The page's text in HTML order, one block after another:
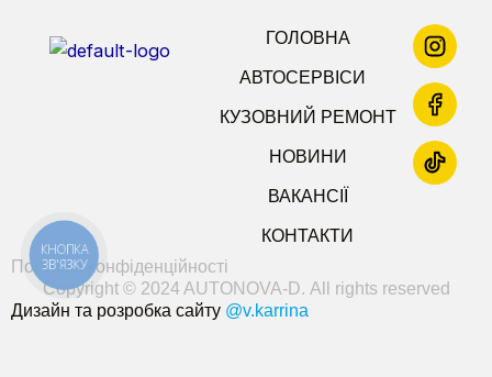
ГОЛОВНА
АВТОСЕРВІСИ
КУЗОВНИЙ РЕМОНТ
НОВИНИ
ВАКАНСІЇ
КОНТАКТИ
Copyright © 2024 AUTONOVA-D. All rights reserved
Політика конфіденційності
Дизайн та розробка сайту @v.karrina
КНОПКА
ЗВ'ЯЗКУ